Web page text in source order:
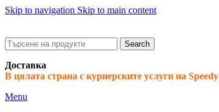
Skip to navigation Skip to main content
Search
Доставка
В цялата страна с куриерските услуги на Speedy
Menu